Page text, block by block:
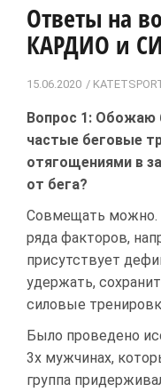
Ответы на
КАРДИО и
15.06.2020
Вопрос 1:
частые беговые
отягощениями в
от бега?
Совмещать можно.
ряда факторов,
присутствует
удержать,
силовые
Было проведено
3х мужчинах,
группа